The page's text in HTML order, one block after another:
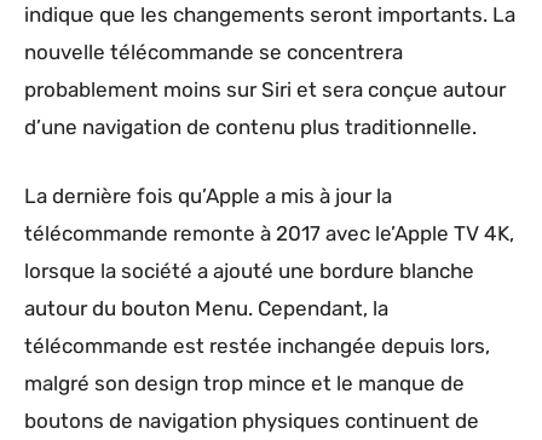
indique que les changements seront importants. La
nouvelle télécommande se concentrera
probablement moins sur Siri et sera conçue autour
d’une navigation de contenu plus traditionnelle.
La dernière fois qu’Apple a mis à jour la
télécommande remonte à 2017 avec le’Apple TV‌ 4K,
lorsque la société a ajouté une bordure blanche
autour du bouton Menu. Cependant, la
télécommande est restée inchangée depuis lors,
malgré son design trop mince et le manque de
boutons de navigation physiques continuent de